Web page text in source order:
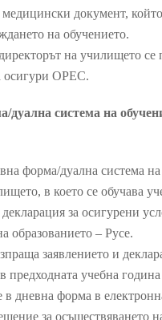
документ,
на обучението.
на училището
осигури ОРЕС.
дуална система на
форма/дуална система
в което се обучава
за осигурени
образованието – Русе.
заявлението и
предходната учебна
дневна форма в
за